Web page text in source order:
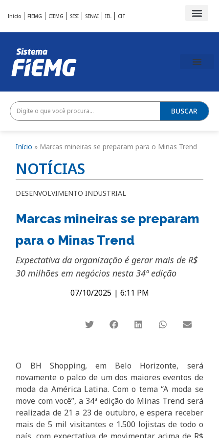
Início FIEMG CIEMG SESI SENAI IEL CIT
BUSCAR
Início » Marcas mineiras se preparam para o Minas Trend
NOTÍCIAS
DESENVOLVIMENTO INDUSTRIAL
Marcas mineiras se preparam
para o Minas Trend
Expectativa da organização é gerar mais de R$
30 milhões em negócios nesta 34ª edição
07/10/2025 | 6:11 PM
O BH Shopping, em Belo Horizonte, será
novamente o palco de um dos maiores eventos de
moda da América Latina. Com o tema “A moda se
move com você”, a 34ª edição do Minas Trend será
realizada de 21 a 23 de outubro, e espera receber
mais de 5 mil visitantes e 1.500 lojistas de todo o